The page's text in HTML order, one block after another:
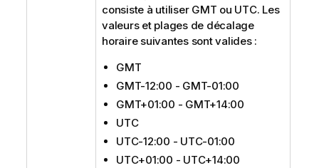
consiste à utiliser GMT ou UTC. Les
valeurs et plages de décalage
horaire suivantes sont valides :
GMT
GMT-12:00 - GMT-01:00
GMT+01:00 - GMT+14:00
UTC
UTC-12:00 - UTC-01:00
UTC+01:00 - UTC+14:00